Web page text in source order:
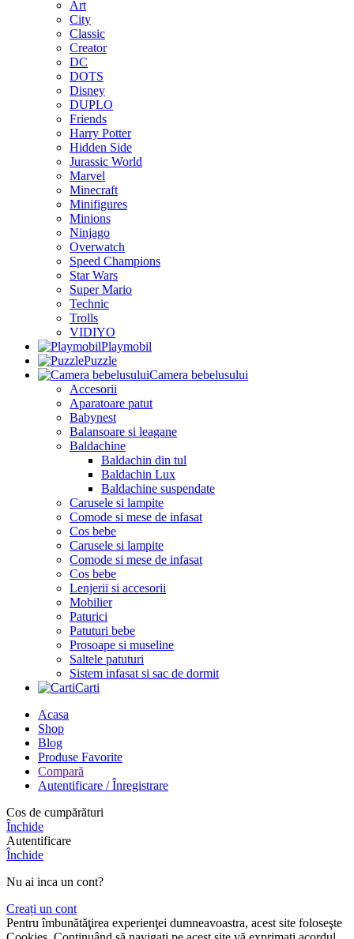
Art
City
Classic
Creator
DC
DOTS
Disney
DUPLO
Friends
Harry Potter
Hidden Side
Jurassic World
Marvel
Minecraft
Minifigures
Minions
Ninjago
Overwatch
Speed Champions
Star Wars
Super Mario
Technic
Trolls
VIDIYO
Playmobil
Puzzle
Camera bebelusului
Accesorii
Aparatoare patut
Babynest
Balansoare si leagane
Baldachine
Baldachin din tul
Baldachin Lux
Baldachine suspendate
Carusele si lampite
Comode si mese de infasat
Cos bebe
Carusele si lampite
Comode si mese de infasat
Cos bebe
Lenjerii si accesorii
Mobilier
Paturici
Patuturi bebe
Prosoape si museline
Saltele patuturi
Sistem infasat si sac de dormit
Carti
Acasa
Shop
Blog
Produse Favorite
Compară
Autentificare / Înregistrare
Cos de cumpărături
Închide
Autentificare
Închide
Nu ai inca un cont?
Creați un cont
Pentru îmbunătăţirea experienţei dumneavoastra, acest site foloseşte